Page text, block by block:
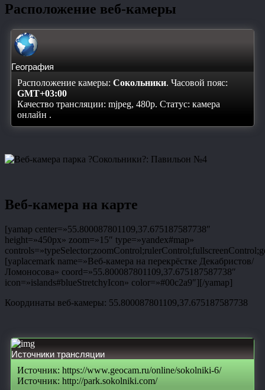
Расположение веб-камеры
География
Расположение камеры: Сокольники. Часовой пояс:
GMT+03:00
Качество трансляции: mjpeg, 480p. Статус: камера
онлайн .
Веб-камера на карте
[yamap center=»55.800087801109,37.675187587738″
height=»450px» zoom=»15″ type=»yandex#map»
[yaplacemark name=»Веб-камера на перекрёстке Декабристов/
Ломоносова» coord=»55.800087801109,37.675187587738″
icon=»islands#blueStretchyIcon» color=»#00c2a9″][/yamap]
Координаты веб-камеры: 55.800087801109,37.675187587738
Источники трансляции
Источник: https://www.geocam.ru/online/sokolniki-6/
Источник: http://park.sokolniki.com/